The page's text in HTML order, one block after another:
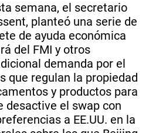
semana, el secretario
planteó una serie de
de ayuda económica
del FMI y otros
demanda por el
que regulan la propiedad
y productos para
desactive el swap con
a EE.UU. en la